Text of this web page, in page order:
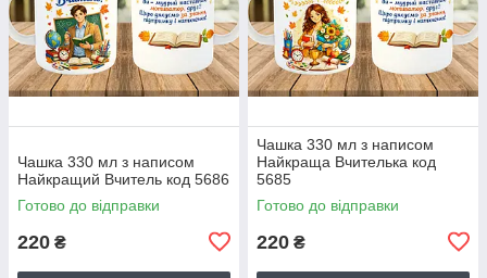
Чашка 330 мл з написом
Найкращий Вчитель код 5686
Готово до відправки
220 ₴
Чашка 330 мл з написом
Найкраща Вчителька код
5685
Готово до відправки
220 ₴